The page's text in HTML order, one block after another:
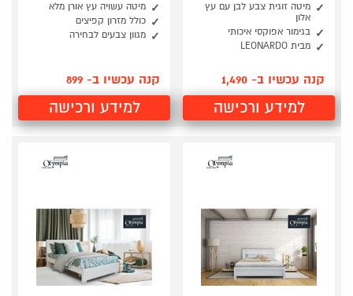
מיטה זוגית צבע לבן עם עץ
אלון
בגימור אפוקסי איכותי
מבית LEONARDO
קנה עכשיו ב- 1,490
למידע ורכישה
מיטה עשויה עץ אורן מלא
כולל מזרון קפיצים
מגוון צבעים לבחירה
קנה עכשיו ב- 899
למידע ורכישה